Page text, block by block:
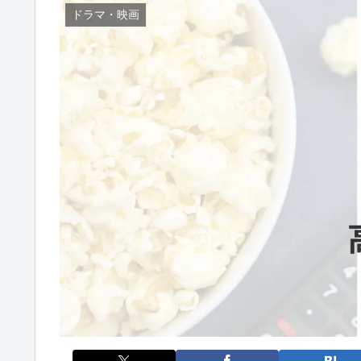
※ 当サイトではアフィリエイト広告を利用し
ドラマ・映画